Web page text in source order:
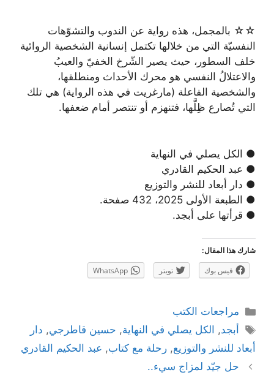
☆☆ بالمجمل، هذه رواية عن الندوب والتشوّهات
النفسيّة التي من خلالها تكتمل إنسانية الشخصية الروائية
خلف السطور، حيث يصير الشّرخ الخفيّ والعيبُ
والاعتلالُ النفسي هو محرك الأحداث ومنطلقها،
والشخصية الفاعلة (مارغريت في هذه الرواية) هي تلك
التي تُصارع ظِلَّها، فتنهزم أو تنتصر أمام ضعفها.
● الكل يصلي في النهاية
● عبد الحكيم القادري
● دار أبعاد للنشر والتوزيع
● الطبعة الأولى 2025، 432 صفحة.
● قرأتها على أبجد.
شارك هذا المقال:
فيس بوك تويتر WhatsApp
التصنيفات
مراجعات الكتب
الوسوم
أبجد, الكل يصلي في النهاية, حسين قاطرجي, دار
أبعاد للنشر والتوزيع, رحلة مع كتاب, عبد الحكيم القادري
تصفّححل جيّد لمزاج سيء..